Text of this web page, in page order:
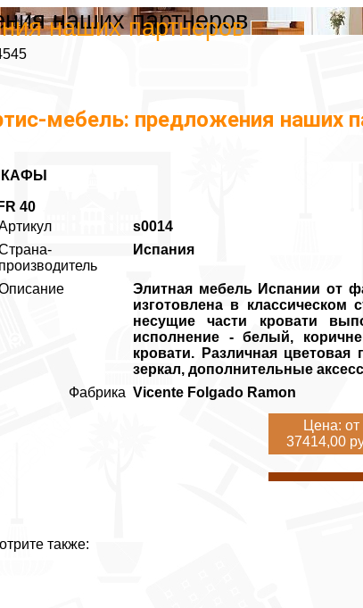
наших партнеров
наших партнеров
мебель: предложения наших
40
s0014
производитель
Испания
Элитная мебель Испании от
изготовлена в
несущие части кровати
исполнение - белый,
кровати. Различная
зеркал, дополнительные
Фабрика Vicente Folgado Ramon
Цена: от
37414,00
также: